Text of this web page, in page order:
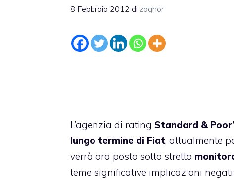
8 Febbraio 2012 di zaghor
L’agenzia di rating Standard &
lungo termine di Fiat, attualmente
verrà ora posto sotto stretto
teme significative implicazioni